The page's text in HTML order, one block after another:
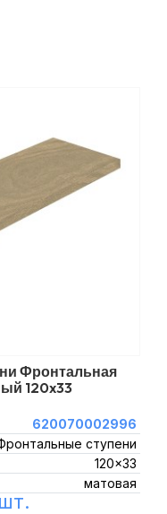
Фронтальная
120x33
620070002996
ступени
120x33
матовая